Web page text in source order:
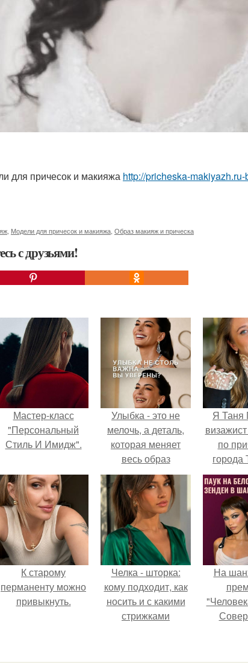
для причесок и макияжа http://pricheska-
Модели для причесок и макияжа Образ макияж и прическа
с друзьями!
Мастер-класс
"Персональный
Стиль И Имидж".
Улыбка - это не
мелочь, а деталь,
которая меняет
весь образ
человека.
Я Таня
по
К старому
перманенту можно
привыкнуть.
Челка - шторка:
кому подходит, как
носить и с какими
стрижками
На
просто